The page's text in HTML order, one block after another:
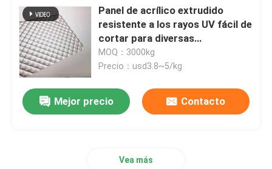
Hojas de acrílico fundido
Hojas de acrílico transparentes
Hojas de acrílico de colores
Panel de acrílico extrudido
resistente a los rayos UV fácil de
cortar para diversas
aplicaciones
MOQ：3000kg
Precio：usd3.8~5/kg
Mejor precio Contacto
Vea más